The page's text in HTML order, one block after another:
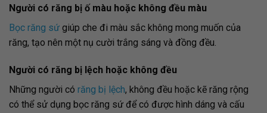
Người có răng bị ố màu hoặc không đều màu
Bọc răng sứ giúp che đi màu sắc không mong muốn của
răng, tạo nên một nụ cười trắng sáng và đồng đều.
Người có răng bị lệch hoặc không đều
Những người có răng bị lệch, không đều hoặc kẽ răng rộng
có thể sử dụng bọc răng sứ để có được hình dáng và cấu